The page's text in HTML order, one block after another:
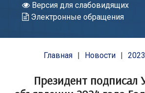
Версия для слабовидящих
Электронные обращения
Главная Новости 2023
Президент подписал